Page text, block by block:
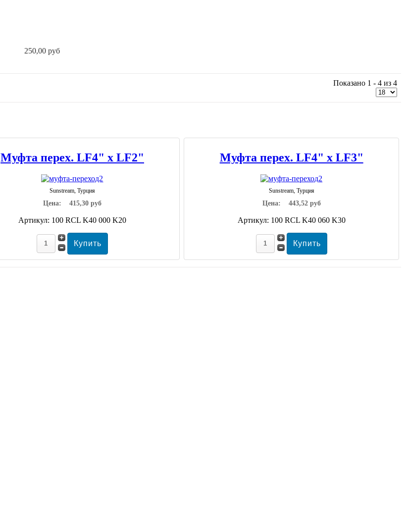
250,00 руб
Показано 1 - 4 из 4
Муфта перех. LF4" х LF2"
Sunstream, Турция
Цена: 415,30 руб
Артикул: 100 RCL K40 000 K20
Муфта перех. LF4" х LF3"
Sunstream, Турция
Цена: 443,52 руб
Артикул: 100 RCL K40 060 K30